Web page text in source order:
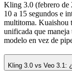
Kling 3.0 (febrero de
10 a 15 segundos e
multitoma. Kuaishou
unificada que
modelo en vez de
Kling 3.0 vs Veo 3.1: